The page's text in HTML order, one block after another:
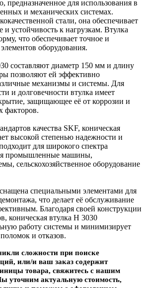
предназначенное для использования в
и механических системах.
стали, она обеспечивает
и устойчивость к нагрузкам. Втулка
что обеспечивает точное и
оборудования.
составляют диаметр 150 мм и длину
позволяют ей эффективно
механизмы и системы. Для
и долговечности втулка имеет
защищающее её от коррозии и
факторов.
качества SKF, коническая
высокой степенью надежности и
для широкого спектра
промышленные машины,
сельскохозяйственное оборудование
специальными элементами для
что делает её обслуживание
Благодаря своей конструкции
коническая втулка H 3030
работу системы и минимизирует
и отказов.
сложности при поиске
или/и ваш заказ содержит
товара, свяжитесь с нашим
уточним актуальную стоимость,